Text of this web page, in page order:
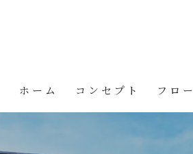
ホーム コンセプト フロー